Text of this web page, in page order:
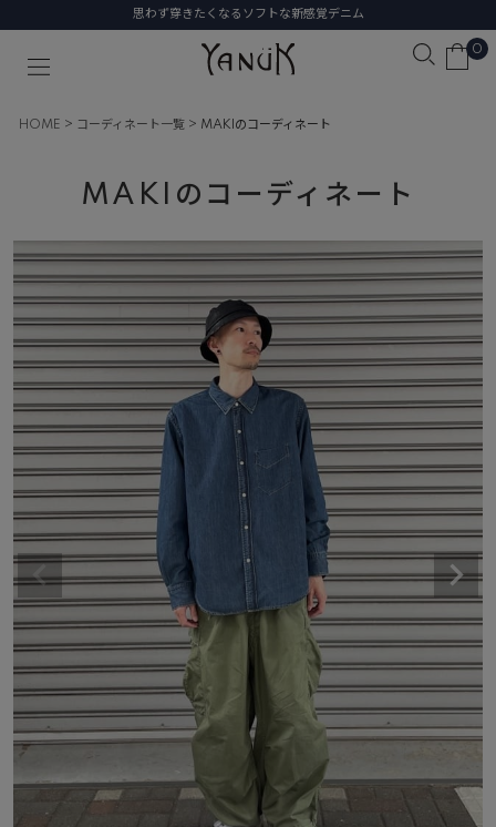
思わず穿きたくなるソフトな新感覚デニム
0
HOME コーディネート一覧 MAKIのコーディネート
MAKIのコーディネート